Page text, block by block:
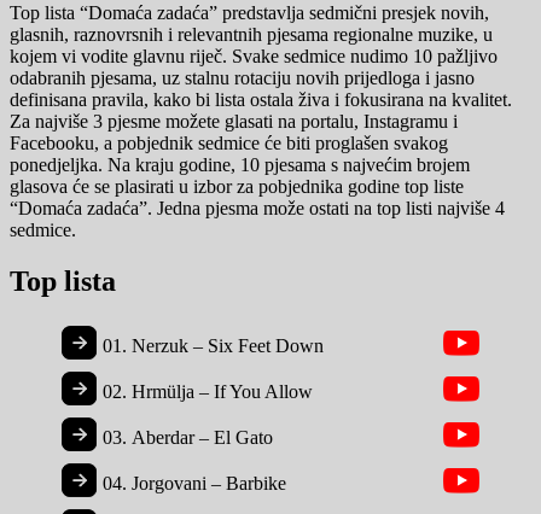
Top lista “Domaća zadaća” predstavlja sedmični presjek novih,
glasnih, raznovrsnih i relevantnih pjesama regionalne muzike, u
kojem vi vodite glavnu riječ. Svake sedmice nudimo 10 pažljivo
odabranih pjesama, uz stalnu rotaciju novih prijedloga i jasno
definisana pravila, kako bi lista ostala živa i fokusirana na kvalitet.
Za najviše 3 pjesme možete glasati na portalu, Instagramu i
Facebooku, a pobjednik sedmice će biti proglašen svakog
ponedjeljka. Na kraju godine, 10 pjesama s najvećim brojem
glasova će se plasirati u izbor za pobjednika godine top liste
“Domaća zadaća”. Jedna pjesma može ostati na top listi najviše 4
sedmice.
Top lista
01. Nerzuk – Six Feet Down
02. Hrmülja – If You Allow
03. Aberdar – El Gato
04. Jorgovani – Barbike